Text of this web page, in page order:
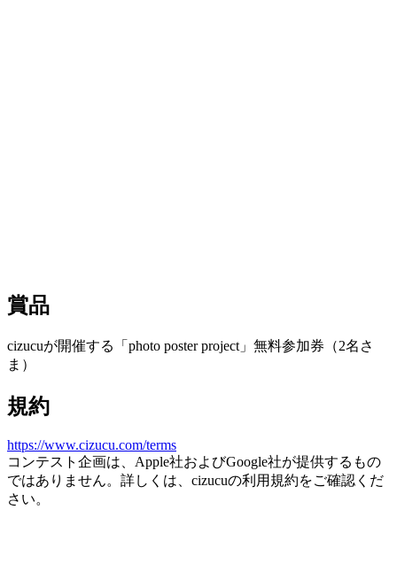
賞品
cizucuが開催する「photo poster project」無料参加券（2名さ
ま）
規約
https://www.cizucu.com/terms
コンテスト企画は、Apple社およびGoogle社が提供するもの
ではありません。詳しくは、cizucuの利用規約をご確認くだ
さい。